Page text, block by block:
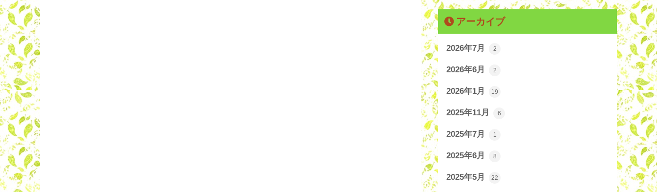
アーカイブ
2026年7月 2
2026年6月 2
2026年1月 19
2025年11月 6
2025年7月 1
2025年6月 8
2025年5月 22